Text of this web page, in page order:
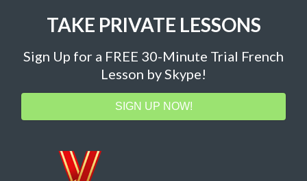
TAKE PRIVATE LESSONS
Sign Up for a FREE 30-Minute Trial French
Lesson by Skype!
SIGN UP NOW!